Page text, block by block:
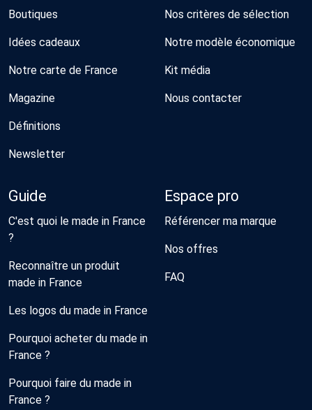
Boutiques
Idées cadeaux
Notre carte de France
Magazine
Définitions
Newsletter
Nos critères de sélection
Notre modèle économique
Kit média
Nous contacter
Guide
C'est quoi le made in France
?
Reconnaître un produit
made in France
Les logos du made in France
Pourquoi acheter du made in
France ?
Pourquoi faire du made in
France ?
Espace pro
Référencer ma marque
Nos offres
FAQ